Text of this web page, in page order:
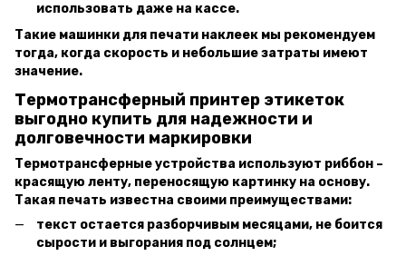
использовать даже на кассе.
Такие машинки для печати наклеек мы рекомендуем
тогда, когда скорость и небольшие затраты имеют
значение.
Термотрансферный принтер этикеток
выгодно купить для надежности и
долговечности маркировки
Термотрансферные устройства используют риббон –
красящую ленту, переносящую картинку на основу.
Такая печать известна своими преимуществами:
текст остается разборчивым месяцами, не боится
сырости и выгорания под солнцем;